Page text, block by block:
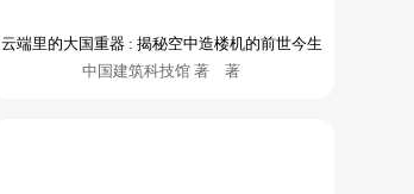
云端里的大国重器 : 揭秘空中造楼机的前世今生
中国建筑科技馆 著 著